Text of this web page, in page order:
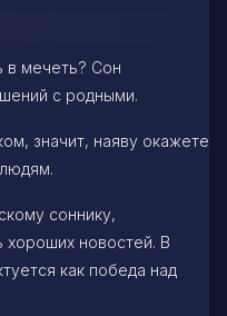
в мечеть? Сон
с родными.
значит, наяву окажете
соннику,
хороших новостей. В
как победа над